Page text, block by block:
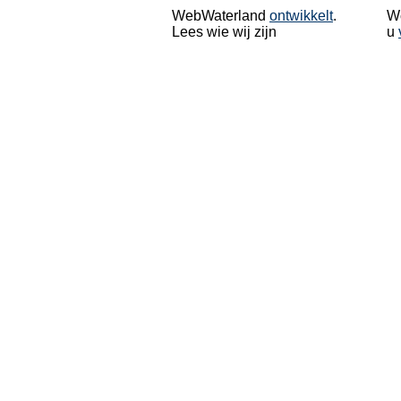
WebWaterland ontwikkelt.
Lees wie wij zijn
u